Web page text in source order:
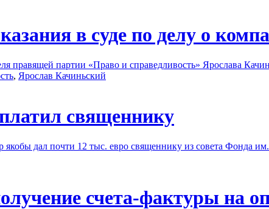
в суде по делу о
правящей партии «Право и справедливость» Ярослава
, Ярослав Качиньский
священнику
якобы дал почти 12 тыс. евро священнику из совета Фонда
счета-фактуры на